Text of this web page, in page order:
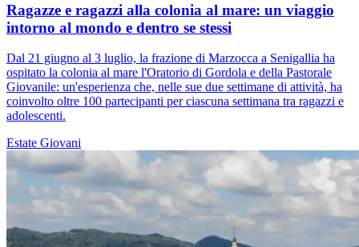
Ragazze e ragazzi alla colonia al mare: un viaggio
intorno al mondo e dentro se stessi
Dal 21 giugno al 3 luglio, la frazione di Marzocca a Senigallia ha
ospitato la colonia al mare l'Oratorio di Gordola e della Pastorale
Giovanile: un'esperienza che, nelle sue due settimane di attività, ha
coinvolto oltre 100 partecipanti per ciascuna settimana tra ragazzi e
adolescenti.
Estate Giovani